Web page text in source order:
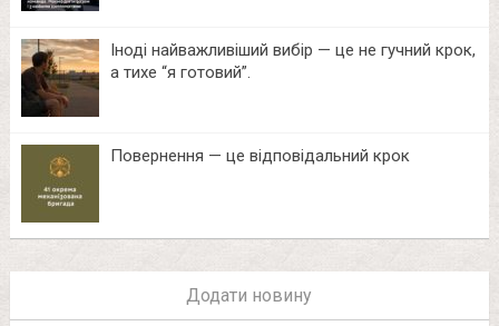
Іноді найважливіший вибір — це не гучний крок,
а тихе “я готовий”.
Повернення — це відповідальний крок
Додати новину